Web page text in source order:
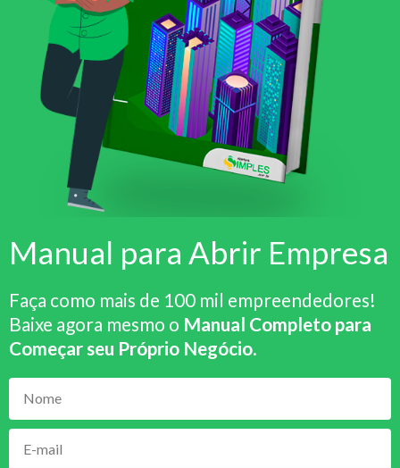
Manual para Abrir Empresa
Faça como mais de 100 mil empreendedores!
Baixe agora mesmo o Manual Completo para
Começar seu Próprio Negócio.